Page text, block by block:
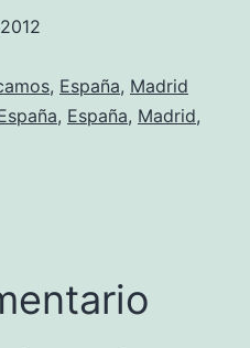
, España, Madrid
, España, Madrid,